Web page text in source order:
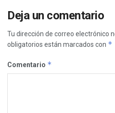
Deja un comentario
Tu dirección de correo electrónico
obligatorios están marcados con *
Comentario *